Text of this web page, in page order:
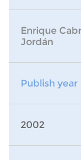
Enrique
Jordán
Publish year
2002